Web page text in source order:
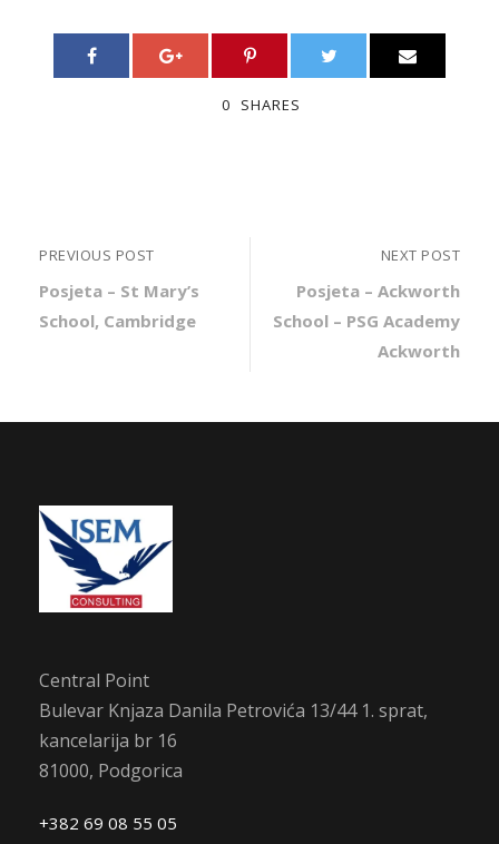
0 SHARES
PREVIOUS POST
Posjeta – St Mary’s
School, Cambridge
NEXT POST
Posjeta – Ackworth
School – PSG Academy
Ackworth
Central Point
Bulevar Knjaza Danila Petrovića 13/44 1. sprat,
kancelarija br 16
81000, Podgorica
+382 69 08 55 05